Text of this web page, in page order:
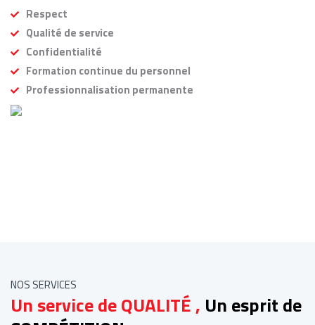
Respect
Qualité de service
Confidentialité
Formation continue du personnel
Professionnalisation permanente
NOS SERVICES
Un service deQUALITÉ , Un esprit de